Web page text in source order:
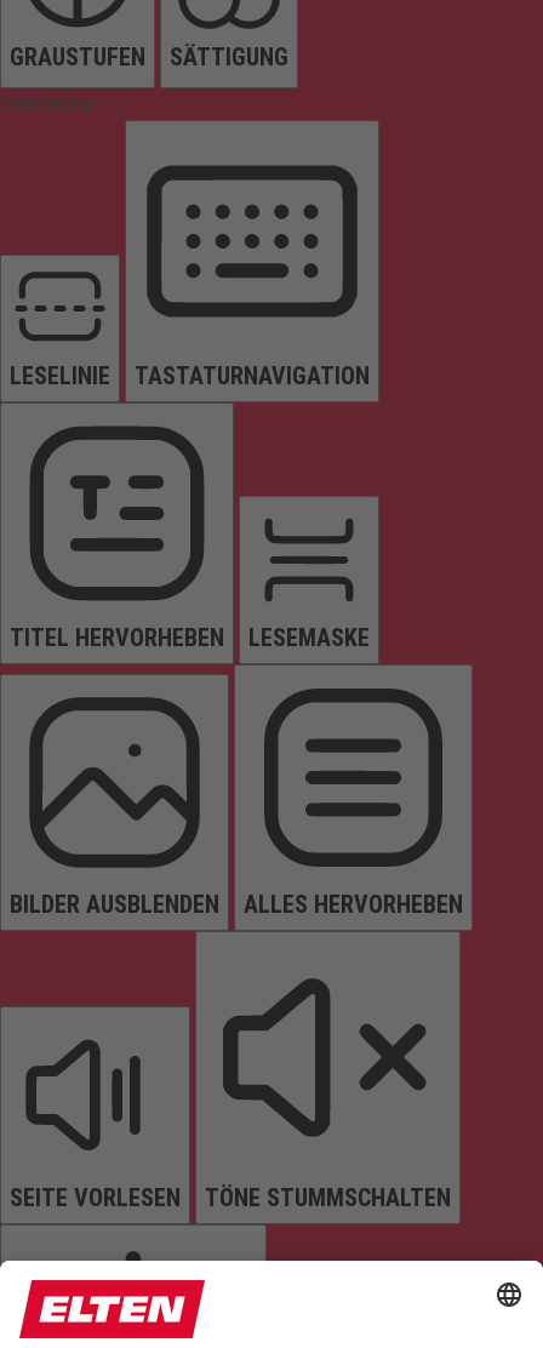
GRAUSTUFEN SÄTTIGUNG
Orientierung
LESELINIE TASTATURNAVIGATION
TITEL HERVORHEBEN LESEMASKE
BILDER AUSBLENDEN ALLES HERVORHEBEN
SEITE VORLESEN TÖNE STUMMSCHALTEN